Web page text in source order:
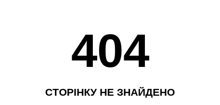
404
СТОРІНКУ НЕ ЗНАЙДЕНО